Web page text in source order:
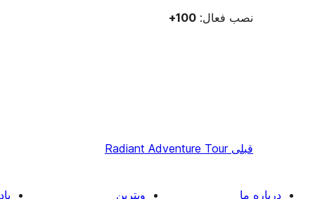
نصب فعال: 100+
قبلی Radiant Adventure Tour
درباره ما ویترین